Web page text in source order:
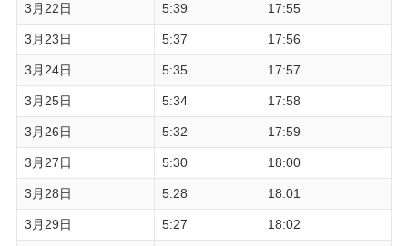
3月22日 5:39 17:55
3月23日 5:37 17:56
3月24日 5:35 17:57
3月25日 5:34 17:58
3月26日 5:32 17:59
3月27日 5:30 18:00
3月28日 5:28 18:01
3月29日 5:27 18:02